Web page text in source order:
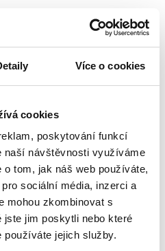
Více o cookies
cookies
poskytování funkcí
naší návštěvnosti využíváme
tom, jak náš web používáte,
sociální média, inzerci a
mohou zkombinovat s
jim poskytli nebo které
jejich služby.